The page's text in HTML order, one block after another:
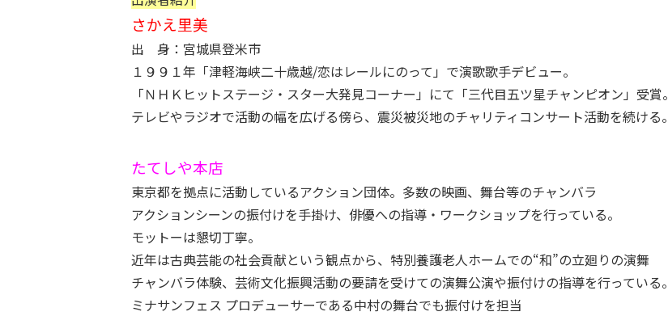
さかえ里美
出 身：宮城県登米市
１９９１年「津軽海峡二十歳越/恋はレールにのって」で演歌歌手デビュー。
「ＮＨＫヒットステージ・スター大発見コーナー」にて「三代目五ツ星チャンピオン」受賞。
テレビやラジオで活動の幅を広げる傍ら、震災被災地のチャリティコンサート活動を続ける。
たてしや本店
東京都を拠点に活動しているアクション団体。多数の映画、舞台等のチャンバラ
アクションシーンの振付けを手掛け、俳優への指導・ワークショップを行っている。
モットーは懇切丁寧。
近年は古典芸能の社会貢献という観点から、特別養護老人ホームでの“和”の立廻りの演舞
チャンバラ体験、芸術文化振興活動の要請を受けての演舞公演や振付けの指導を行っている。
ミナサンフェス プロデューサーである中村の舞台でも振付けを担当